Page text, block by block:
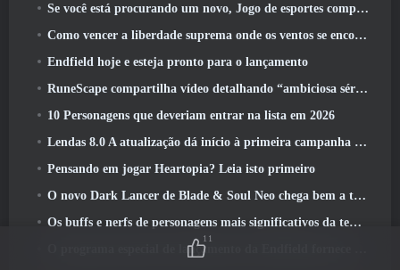
Se você está procurando um novo, Jogo de esportes competitivos, O teste beta fechado do futebol freestyle 2 Está a caminho
Como vencer a liberdade suprema onde os ventos se encontram
Endfield hoje e esteja pronto para o lançamento
RuneScape compartilha vídeo detalhando “ambiciosa série de atualizações de conteúdo”
10 Personagens que deveriam entrar na lista em 2026
Lendas 8.0 A atualização dá início à primeira campanha de 2026
Pensando em jogar Heartopia? Leia isto primeiro
O novo Dark Lancer de Blade & Soul Neo chega bem a tempo para o primeiro aniversário
Os buffs e nerfs de personagens mais significativos da temporada 6
O programa especial de lançamento da Endfield fornece detalhes sobre o sistema de monetização do jogo
11